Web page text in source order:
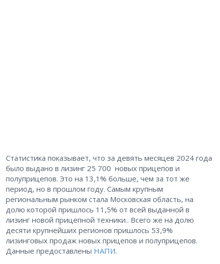
Статистика показывает, что за девять месяцев 2024 года
было выдано в лизинг 25 700 новых прицепов и
полуприцепов. Это на 13,1% больше, чем за тот же
период, но в прошлом году. Самым крупным
региональным рынком стала Московская область, на
долю которой пришлось 11,5% от всей выданной в
лизинг новой прицепной техники.. Всего же на долю
десяти крупнейших регионов пришлось 53,9%
лизинговых продаж новых прицепов и полуприцепов.
Данные предоставлены НАПИ.